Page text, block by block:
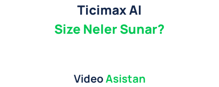
Ticimax AI
Size Neler Sunar?
VideoAsistan